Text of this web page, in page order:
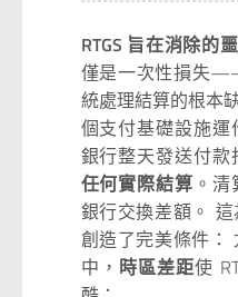
RTGS 旨在消除的
僅是一次性損失
統處理結算的根本
個支付基礎設施運
銀行整天發送付款
任何實際結算 。
銀行交換差額。
創造了完美條件：
中， 時區差距使